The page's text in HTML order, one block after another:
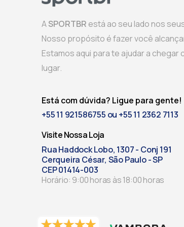
ASPORTBR está ao seu lado nos
Nosso propósito é fazer você
Estamos aqui para te ajudar a
lugar.
Está com dúvida? Ligue para gente!
+55 11 921586755 ou +55 11 2362 7113
Visite Nossa Loja
Rua Haddock Lobo, 1307 - Conj 191
Cerqueira César, São Paulo - SP
CEP 01414-003
Horário: 9:00 horas às 18:00 horas